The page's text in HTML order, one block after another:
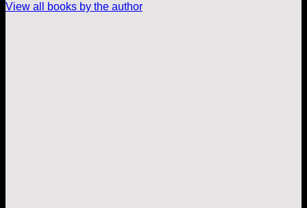
View all books by the author